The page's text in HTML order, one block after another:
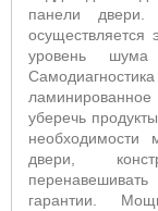
панели двери.
осуществляется
уровень
ламинированное
уберечь
необходимости
двери,
гарантии.